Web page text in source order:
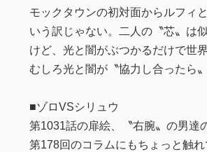
モックタウンの初対面からルフィ
いう訳じゃない。二人の〝芯〟は
けど、光と闇がぶつかるだけで世
むしろ光と闇が〝協力し合ったら
■ゾロVSシリュウ
第1031話の扉絵、〝右腕〟の男達
第178回のコラムにもちょっと触